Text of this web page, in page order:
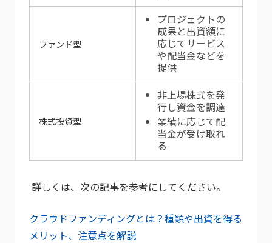
ファンド型
プロジェクトの
成果と出資額に
応じてサービス
や配当金などを
提供
株式投資型
非上場株式を発
行し資金を調達
業績に応じて配
当金が受け取れ
る
詳しくは、次の記事を参考にしてください。
クラウドファンディングとは？種類や出資を得る
メリット、注意点を解説